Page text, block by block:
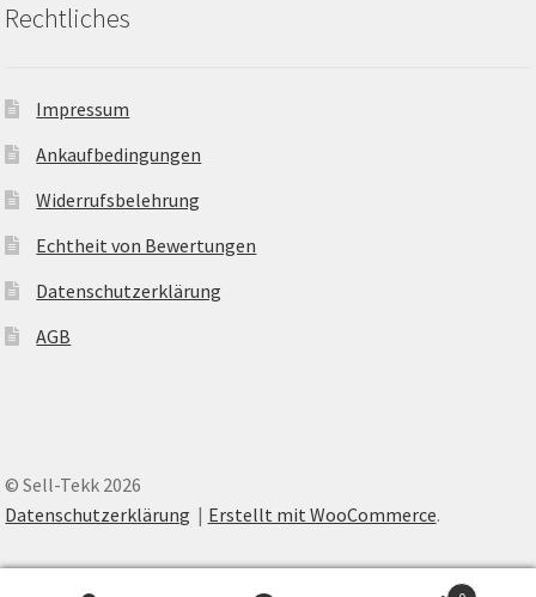
Rechtliches
Impressum
Ankaufbedingungen
Widerrufsbelehrung
Echtheit von Bewertungen
Datenschutzerklärung
AGB
© Sell-Tekk 2026
Datenschutzerklärung
Erstellt mit WooCommerce.